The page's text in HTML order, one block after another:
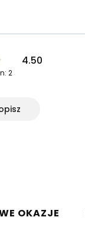
4.50
2
OKAZJE